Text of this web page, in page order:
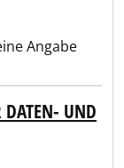
Angabe
UND